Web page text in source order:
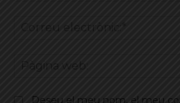
Deseu el meu nom, el meu